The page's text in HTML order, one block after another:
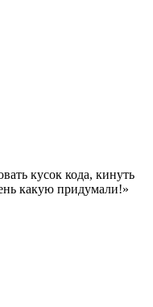
кусок кода, кинуть
какую придумали!»